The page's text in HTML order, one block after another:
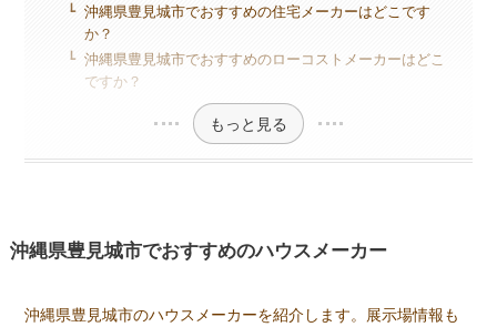
沖縄県豊見城市でおすすめの住宅メーカーはどこです
か？
沖縄県豊見城市でおすすめのローコストメーカーはどこ
ですか？
もっと見る
沖縄県豊見城市でおすすめのハウスメーカー
沖縄県豊見城市のハウスメーカーを紹介します。展示場情報も